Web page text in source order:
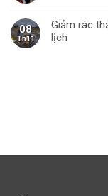
08
Th11
Giảm rác
lịch